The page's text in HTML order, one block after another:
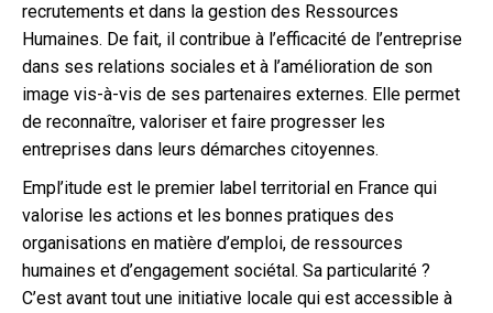
recrutements et dans la gestion des Ressources
Humaines. De fait, il contribue à l’efficacité de l’entreprise
dans ses relations sociales et à l’amélioration de son
image vis-à-vis de ses partenaires externes. Elle permet
de reconnaître, valoriser et faire progresser les
entreprises dans leurs démarches citoyennes.
Empl’itude est le premier label territorial en France qui
valorise les actions et les bonnes pratiques des
organisations en matière d’emploi, de ressources
humaines et d’engagement sociétal. Sa particularité ?
C’est avant tout une initiative locale qui est accessible à